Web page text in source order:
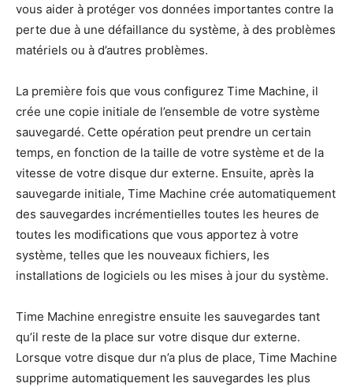
vous aider à protéger vos données importantes contre la
perte due à une défaillance du système, à des problèmes
matériels ou à d’autres problèmes.
La première fois que vous configurez Time Machine, il
crée une copie initiale de l’ensemble de votre système
sauvegardé. Cette opération peut prendre un certain
temps, en fonction de la taille de votre système et de la
vitesse de votre disque dur externe. Ensuite, après la
sauvegarde initiale, Time Machine crée automatiquement
des sauvegardes incrémentielles toutes les heures de
toutes les modifications que vous apportez à votre
système, telles que les nouveaux fichiers, les
installations de logiciels ou les mises à jour du système.
Time Machine enregistre ensuite les sauvegardes tant
qu’il reste de la place sur votre disque dur externe.
Lorsque votre disque dur n’a plus de place, Time Machine
supprime automatiquement les sauvegardes les plus